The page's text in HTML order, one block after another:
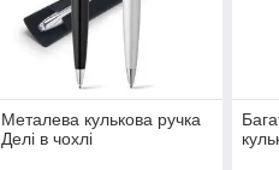
Металева кулькова ручка
Делі в чохлі